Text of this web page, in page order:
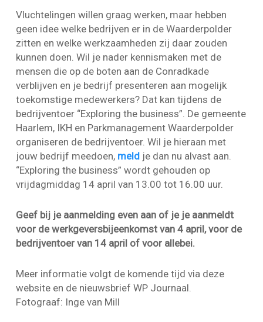
Vluchtelingen willen graag werken, maar hebben
geen idee welke bedrijven er in de Waarderpolder
zitten en welke werkzaamheden zij daar zouden
kunnen doen. Wil je nader kennismaken met de
mensen die op de boten aan de Conradkade
verblijven en je bedrijf presenteren aan mogelijk
toekomstige medewerkers? Dat kan tijdens de
bedrijventoer “Exploring the business”. De gemeente
Haarlem, IKH en Parkmanagement Waarderpolder
organiseren de bedrijventoer. Wil je hieraan met
jouw bedrijf meedoen, meld je dan nu alvast aan.
“Exploring the business” wordt gehouden op
vrijdagmiddag 14 april van 13.00 tot 16.00 uur.
Geef bij je aanmelding even aan of je je aanmeldt
voor de werkgeversbijeenkomst van 4 april, voor de
bedrijventoer van 14 april of voor allebei.
Meer informatie volgt de komende tijd via deze
website en de nieuwsbrief WP Journaal.
Fotograaf: Inge van Mill